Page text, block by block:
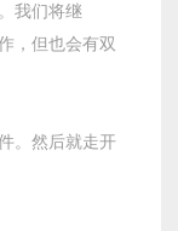
我们将继
，但也会有双
。然后就走开